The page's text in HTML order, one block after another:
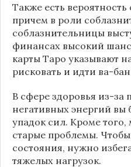
Также есть
причем в роли
соблазнительницы
финансах высокий шанс
карты Таро указывают
рисковать и идти ва-
В сфере здоровья из-за
негативных энергий вы
упадок сил. Кроме того,
старые проблемы.
состояния, нужно
тяжелых нагрузок.